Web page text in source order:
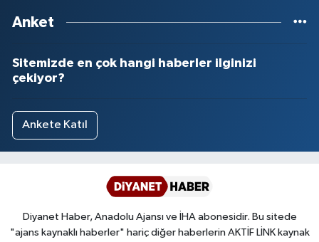
Anket
Sitemizde en çok hangi haberler ilginizi
çekiyor?
Ankete Katıl
Diyanet Haber, Anadolu Ajansı ve İHA abonesidir. Bu sitede
"ajans kaynaklı haberler" hariç diğer haberlerin AKTİF LİNK kaynak